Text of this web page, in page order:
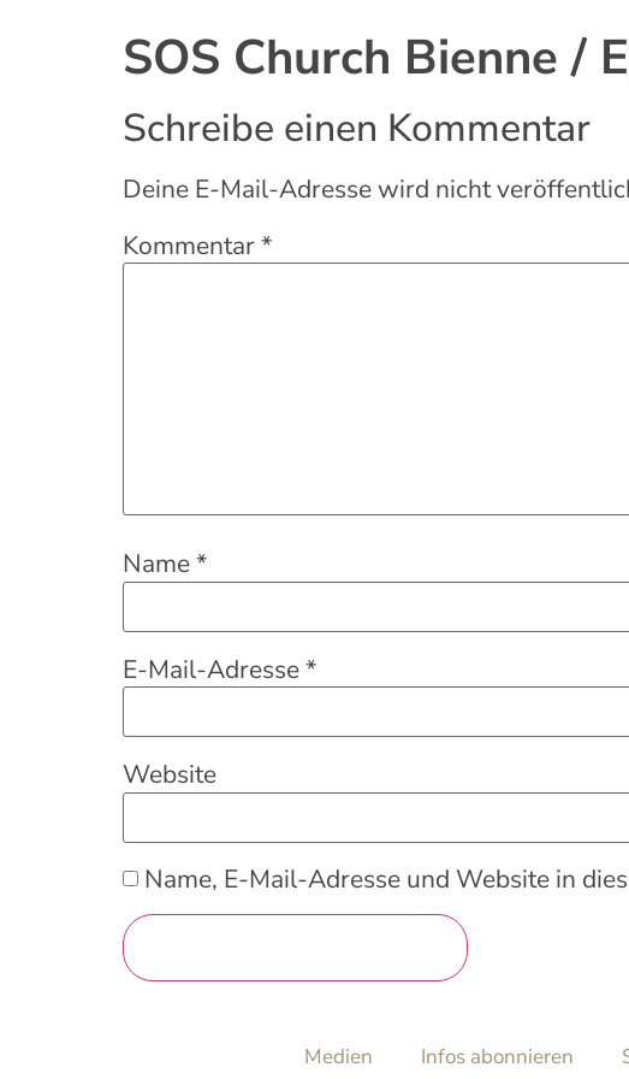
SOS Church Bienne /
Schreibe einen Kommentar
Deine E-Mail-Adresse wird nicht
Kommentar*
Name*
E-Mail-Adresse*
Website
Name, E-Mail-Adresse und Website in
Medien Infos abonnieren